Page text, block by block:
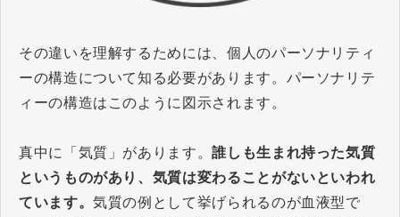
その違いを理解するためには、個人のパーソナリティ
ーの構造について知る必要があります。パーソナリテ
ィーの構造はこのように図示されます。
真中に「気質」があります。誰しも生まれ持った気質
というものがあり、気質は変わることがないといわれ
ています。気質の例として挙げられるのが血液型で